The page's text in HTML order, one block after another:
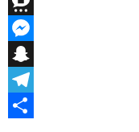
Threema
Messenger
Snapchat
Telegram